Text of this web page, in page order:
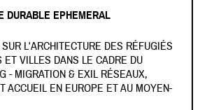
DURABLE EPHEMERAL
L'ARCHITECTURE DES RÉFUGIÉS
ET VILLES DANS LE CADRE DU
- MIGRATION & EXIL RÉSEAUX,
ACCUEIL EN EUROPE ET AU MOYEN-